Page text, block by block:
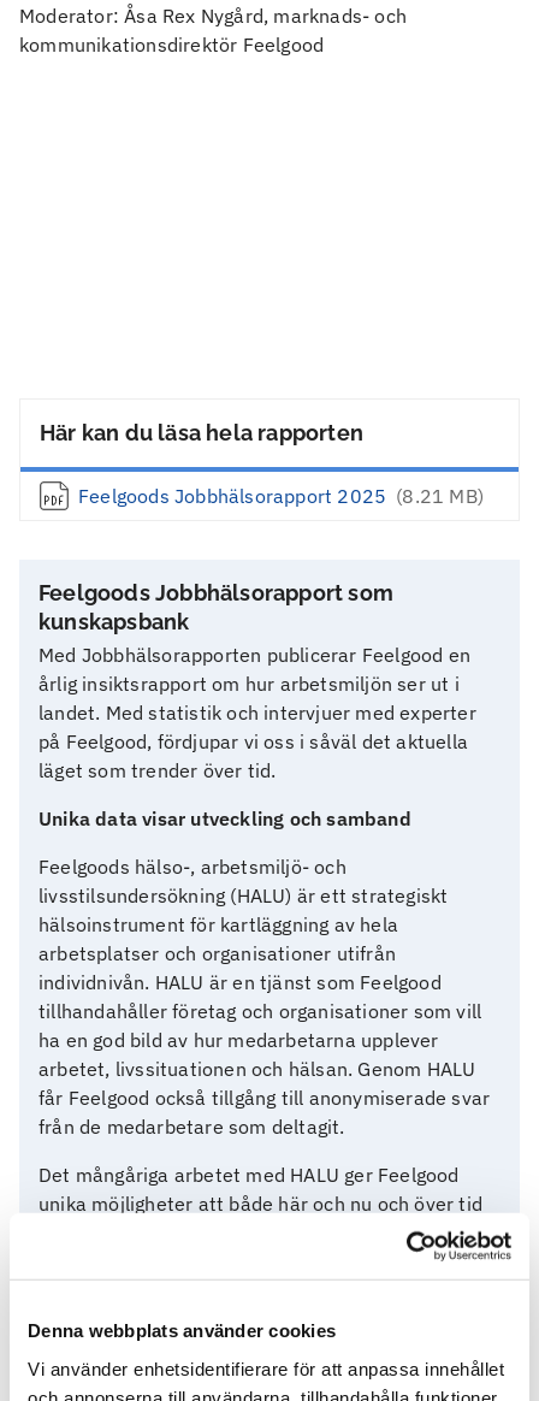
Denna webbplats använder cookies
Vi använder enhetsidentifierare för att anpassa innehållet
Moderator: Åsa Rex Nygård, marknads- och
kommunikationsdirektör Feelgood
Här kan du läsa hela rapporten
Feelgoods Jobbhälsorapport 2025 (8.21 MB)
Feelgoods Jobbhälsorapport som
kunskapsbank
Med Jobbhälsorapporten publicerar Feelgood en
årlig insiktsrapport om hur arbetsmiljön ser ut i
landet. Med statistik och intervjuer med experter
på Feelgood, fördjupar vi oss i såväl det aktuella
läget som trender över tid.
Unika data visar utveckling och samband
Feelgoods hälso-, arbetsmiljö- och
livsstilsundersökning (HALU) är ett strategiskt
hälsoinstrument för kartläggning av hela
arbetsplatser och organisationer utifrån
individnivån. HALU är en tjänst som Feelgood
tillhandahåller företag och organisationer som vill
ha en god bild av hur medarbetarna upplever
arbetet, livssituationen och hälsan. Genom HALU
får Feelgood också tillgång till anonymiserade svar
från de medarbetare som deltagit.
Det mångåriga arbetet med HALU ger Feelgood
unika möjligheter att både här och nu och över tid
arbetsplatser som ingår i undersökningen. Precis
både på långa tidsserier och nedslag i 2024.
Rapporten ger därmed en god bild av utvecklingen
sedan 2010 och nuläget.